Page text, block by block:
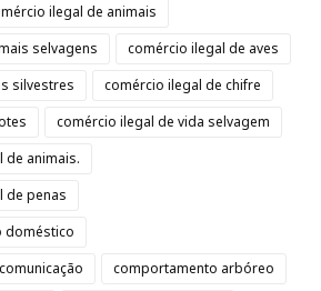
ilegal de animais
selvagens
comércio ilegal de aves
silvestres
comércio ilegal de chifre
comércio ilegal de vida selvagem
de animais.
de penas
doméstico
comportamento arbóreo